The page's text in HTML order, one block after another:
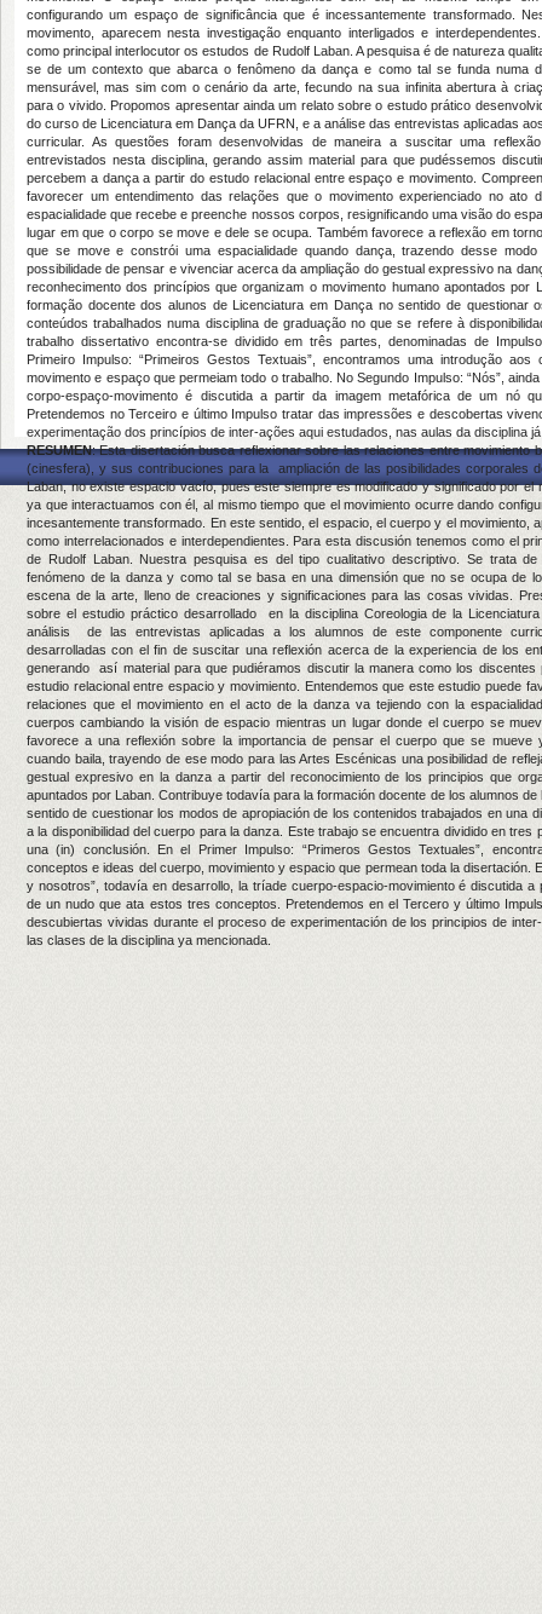
configurando um espaço de significância que é incessantemente transformado.
movimento, aparecem nesta investigação enquanto interligados e
como principal interlocutor os estudos de Rudolf Laban. A pesquisa é de natureza
se de um contexto que abarca o fenômeno da dança e como tal se funda numa
mensurável, mas sim com o cenário da arte, fecundo na sua infinita abertura à
para o vivido. Propomos apresentar ainda um relato sobre o estudo prático
do curso de Licenciatura em Dança da UFRN, e a análise das entrevistas aplicadas
curricular. As questões foram desenvolvidas de maneira a suscitar uma
entrevistados nesta disciplina, gerando assim material para que pudéssemos
percebem a dança a partir do estudo relacional entre espaço e movimento.
favorecer um entendimento das relações que o movimento experienciado no ato
espacialidade que recebe e preenche nossos corpos, resignificando uma visão do
lugar em que o corpo se move e dele se ocupa. Também favorece a reflexão em
que se move e constrói uma espacialidade quando dança, trazendo desse
possibilidade de pensar e vivenciar acerca da ampliação do gestual expressivo na
reconhecimento dos princípios que organizam o movimento humano apontados por
formação docente dos alunos de Licenciatura em Dança no sentido de questionar
conteúdos trabalhados numa disciplina de graduação no que se refere à
trabalho dissertativo encontra-se dividido em três partes, denominadas de
Primeiro Impulso: “Primeiros Gestos Textuais”, encontramos uma introdução
movimento e espaço que permeiam todo o trabalho. No Segundo Impulso: “Nós”,
corpo-espaço-movimento é discutida a partir da imagem metafórica de um nó
Pretendemos no Terceiro e último Impulso tratar das impressões e descobertas
experimentação dos princípios de inter-ações aqui estudados, nas aulas da disciplina
RESUMEN: Esta disertación busca reflexionar sobre las relaciones entre movimiento
(cinesfera), y sus contribuciones para la ampliación de las posibilidades corporales
Laban, no existe espacio vacío, pues este siempre es modificado y significado por el
ya que interactuamos con él, al mismo tiempo que el movimiento ocurre dando
incesantemente transformado. En este sentido, el espacio, el cuerpo y el movimiento,
como interrelacionados e interdependientes. Para esta discusión tenemos como el
de Rudolf Laban. Nuestra pesquisa es del tipo cualitativo descriptivo. Se trata
fenómeno de la danza y como tal se basa en una dimensión que no se ocupa de
escena de la arte, lleno de creaciones y significaciones para las cosas vividas.
sobre el estudio práctico desarrollado en la disciplina Coreologia de la
análisis de las entrevistas aplicadas a los alumnos de este componente
desarrolladas con el fin de suscitar una reflexión acerca de la experiencia de los
generando así material para que pudiéramos discutir la manera como los discentes
estudio relacional entre espacio y movimiento. Entendemos que este estudio puede
relaciones que el movimiento en el acto de la danza va tejiendo con la
cuerpos cambiando la visión de espacio mientras un lugar donde el cuerpo se
favorece a una reflexión sobre la importancia de pensar el cuerpo que se mueve
cuando baila, trayendo de ese modo para las Artes Escénicas una posibilidad de
gestual expresivo en la danza a partir del reconocimiento de los principios que
apuntados por Laban. Contribuye todavía para la formación docente de los alumnos
sentido de cuestionar los modos de apropiación de los contenidos trabajados en una
a la disponibilidad del cuerpo para la danza. Este trabajo se encuentra dividido en tres
una (in) conclusión. En el Primer Impulso: “Primeros Gestos Textuales”,
conceptos e ideas del cuerpo, movimiento y espacio que permean toda la disertación.
y nosotros”, todavía en desarrollo, la tríade cuerpo-espacio-movimiento é discutida a
de un nudo que ata estos tres conceptos. Pretendemos en el Tercero y último
descubiertas vividas durante el proceso de experimentación de los principios de
las clases de la disciplina ya mencionada.